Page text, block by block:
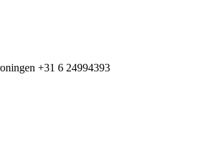
+31 6 24994393